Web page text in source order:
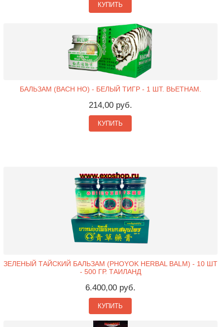
КУПИТЬ
БАЛЬЗАМ (BACH HO) - БЕЛЫЙ ТИГР - 1 ШТ. ВЬЕТНАМ.
214,00 руб.
КУПИТЬ
ЗЕЛЕНЫЙ ТАЙСКИЙ БАЛЬЗАМ (PHOYOK HERBAL BALM) - 10 ШТ
- 500 ГР. ТАИЛАНД
6.400,00 руб.
КУПИТЬ